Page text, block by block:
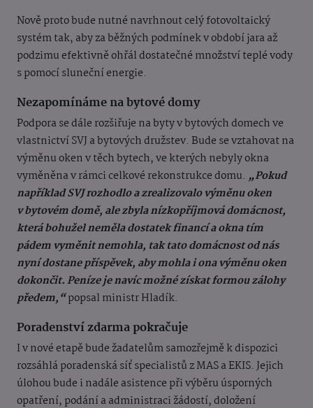
Nově proto bude nutné navrhnout celý fotovoltaický
systém tak, aby za běžných podmínek v období jara až
podzimu efektivně ohřál dostatečné množství teplé vody
s pomocí sluneční energie.
Nezapomínáme na bytové domy
Podpora se dále rozšiřuje na byty v bytových domech ve
vlastnictví SVJ a bytových družstev. Bude se vztahovat na
výměnu oken v těch bytech, ve kterých nebyly okna
vyměněna v rámci celkové rekonstrukce domu. „Pokud
například SVJ rozhodlo a zrealizovalo výměnu oken
v bytovém domě, ale zbyla nízkopříjmová domácnost,
která bohužel neměla dostatek financí a okna tím
pádem vyměnit nemohla, tak tato domácnost od nás
nyní dostane příspěvek, aby mohla i ona výměnu oken
dokončit. Peníze je navíc možné získat formou zálohy
předem,“popsal ministr Hladík.
Poradenství zdarma pokračuje
I v nové etapě bude žadatelům samozřejmě k dispozici
rozsáhlá poradenská síť specialistů z MAS a EKIS. Jejich
úlohou bude i nadále asistence při výběru úsporných
opatření, podání a administraci žádostí, doložení